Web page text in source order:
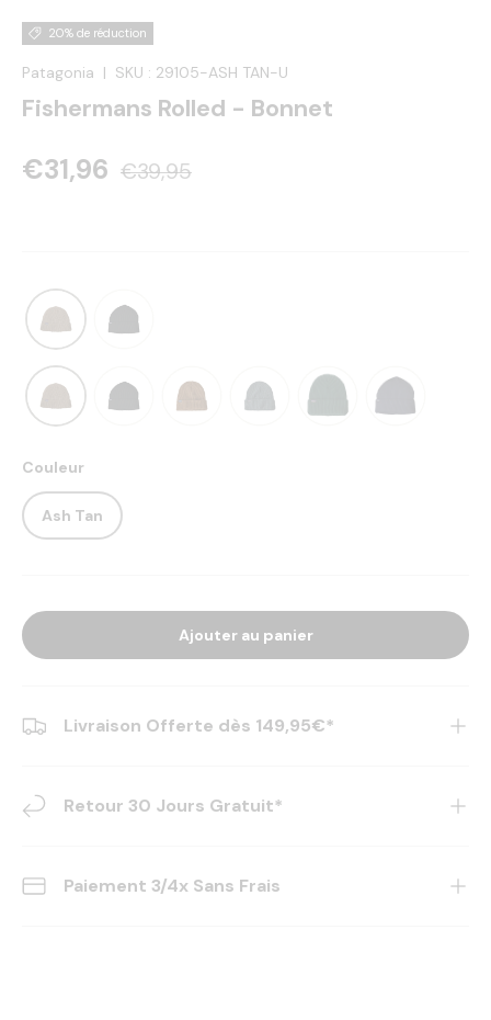
20% de réduction
Patagonia | SKU : 29105-ASH TAN-U
Fishermans Rolled - Bonnet
€31,96 €39,95
Couleur
Ash Tan
Ajouter au panier
Livraison Offerte dès 149,95€*
Retour 30 Jours Gratuit*
Paiement 3/4x Sans Frais